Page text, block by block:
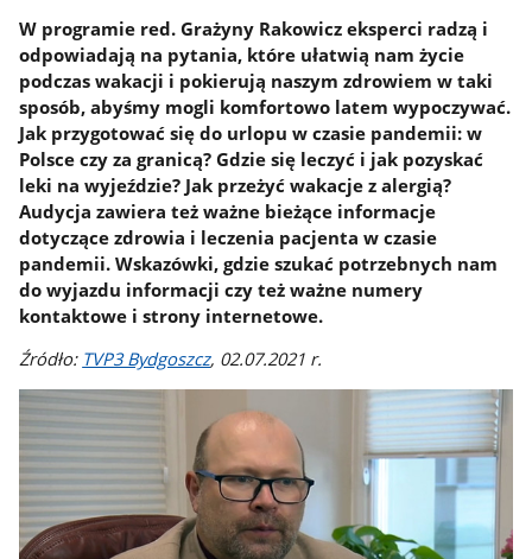
W programie red. Grażyny Rakowicz eksperci radzą i
odpowiadają na pytania, które ułatwią nam życie
podczas wakacji i pokierują naszym zdrowiem w taki
sposób, abyśmy mogli komfortowo latem wypoczywać.
Jak przygotować się do urlopu w czasie pandemii: w
Polsce czy za granicą? Gdzie się leczyć i jak pozyskać
leki na wyjeździe? Jak przeżyć wakacje z alergią?
Audycja zawiera też ważne bieżące informacje
dotyczące zdrowia i leczenia pacjenta w czasie
pandemii. Wskazówki, gdzie szukać potrzebnych nam
do wyjazdu informacji czy też ważne numery
kontaktowe i strony internetowe.
Źródło: TVP3 Bydgoszcz, 02.07.2021 r.